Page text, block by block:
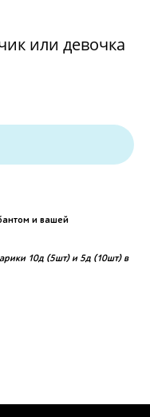
или девочка
и вашей
10д (5шт) и 5д (10шт) в